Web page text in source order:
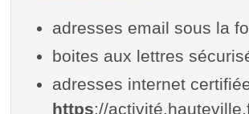
adresses email sous la
boites aux lettres
adresses internet
https://